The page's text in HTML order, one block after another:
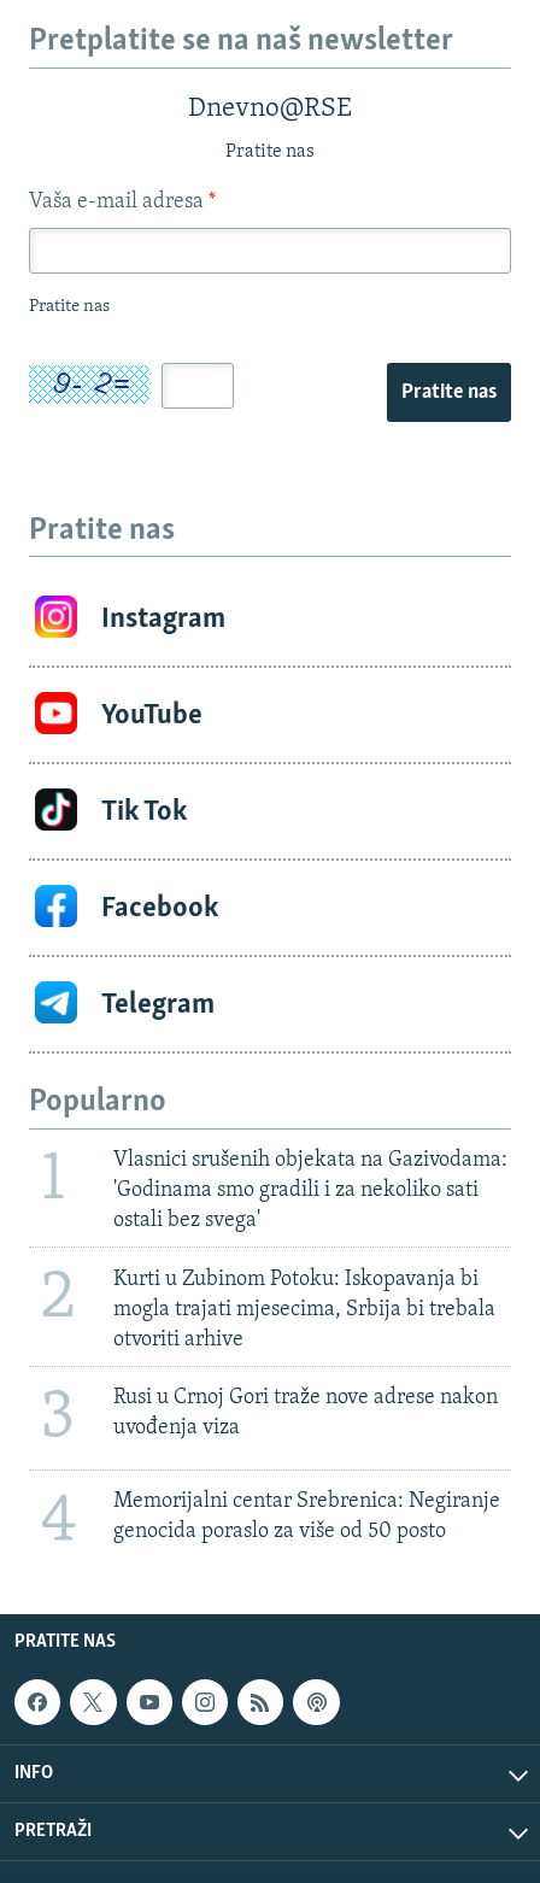
Pretplatite se na naš newsletter
Dnevno@RSE
Pratite nas
Vaša e-mail adresa *
Pratite nas
Pratite nas
Pratite nas
Instagram
YouTube
Tik Tok
Facebook
Telegram
Popularno
1
Vlasnici srušenih objekata na Gazivodama:
'Godinama smo gradili i za nekoliko sati
ostali bez svega'
2
Kurti u Zubinom Potoku: Iskopavanja bi
mogla trajati mjesecima, Srbija bi trebala
otvoriti arhive
3
Rusi u Crnoj Gori traže nove adrese nakon
uvođenja viza
4
Memorijalni centar Srebrenica: Negiranje
genocida poraslo za više od 50 posto
PRATITE NAS
INFO
PRETRAŽI